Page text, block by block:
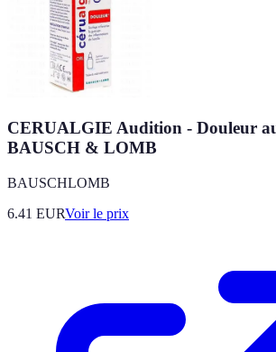
CERUALGIE Audition - Douleur
BAUSCH & LOMB
BAUSCHLOMB
6.41 EURVoir le prix